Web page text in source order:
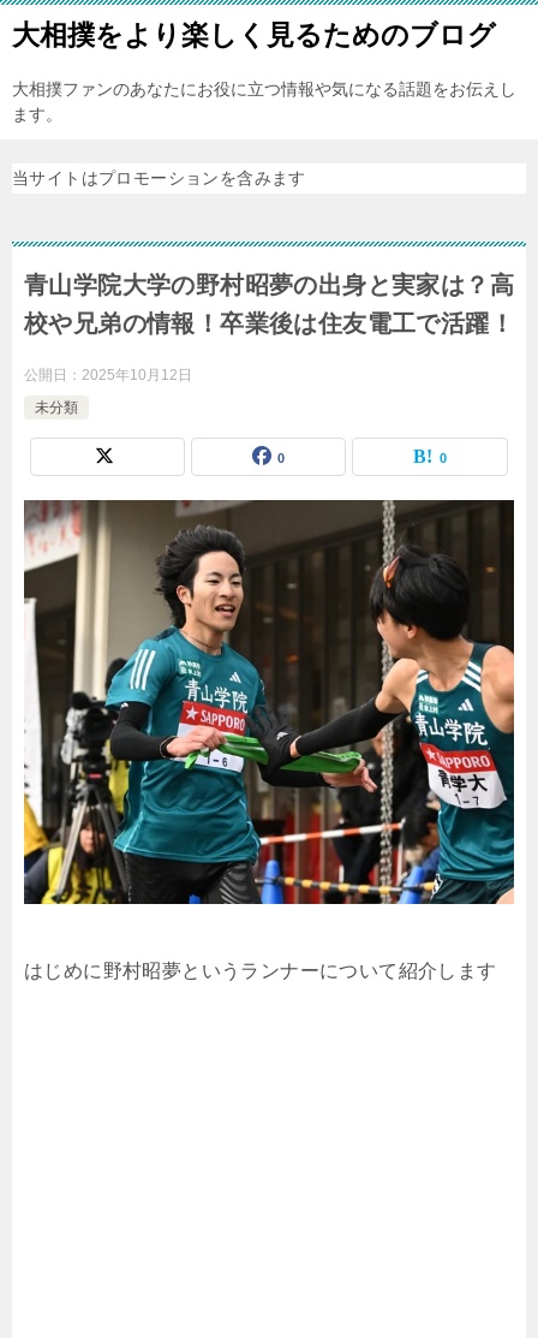
大相撲をより楽しく見るためのブログ
大相撲ファンのあなたにお役に立つ情報や気になる話題をお伝えし
ます。
当サイトはプロモーションを含みます
青山学院大学の野村昭夢の出身と実家は？高
校や兄弟の情報！卒業後は住友電工で活躍！
公開日： 2025年10月12日
未分類
0 0
はじめに野村昭夢というランナーについて紹介します